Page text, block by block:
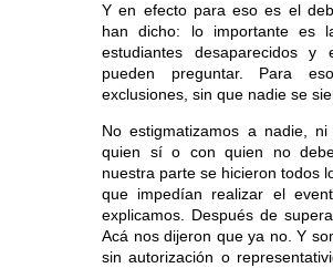
Y en efecto para eso es el
han dicho: lo importante es
estudiantes desaparecidos y
pueden preguntar. Para
exclusiones, sin que nadie se
No estigmatizamos a nadie,
quien sí o con quien no
nuestra parte se hicieron todos
que impedían realizar el
explicamos. Después de
Acá nos dijeron que ya no. Y
sin autorización o